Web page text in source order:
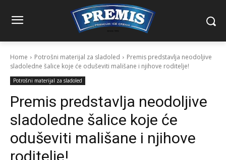
Home Potrošni materijal za sladoled
Premis predstavlja neodoljive
sladoledne šalice koje će oduševiti mališane i njihove roditelje!
Potrošni materijal za sladoled
Premis predstavlja neodoljive
sladoledne šalice koje će
oduševiti mališane i njihove
roditelje!